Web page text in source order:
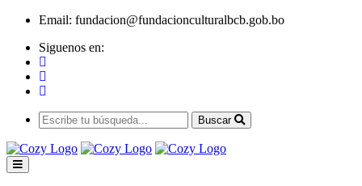
Email: fundacion@fundacionculturalbcb.gob.bo
Siguenos en:
Buscar